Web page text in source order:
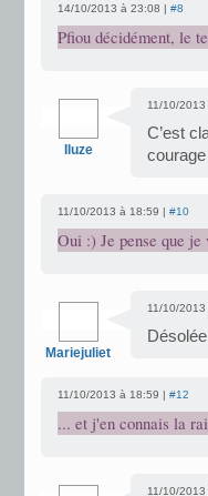
14/10/2013 à 23:08 | #8
Pfiou décidément, le
Iluze
11/10/
C’est
courage
11/10/2013 à 18:59 | #10
Oui :) Je pense que
Mariejuliet
11/10/
11/10/2013 à 18:59 | #12
... et j'en connais la
11/10/